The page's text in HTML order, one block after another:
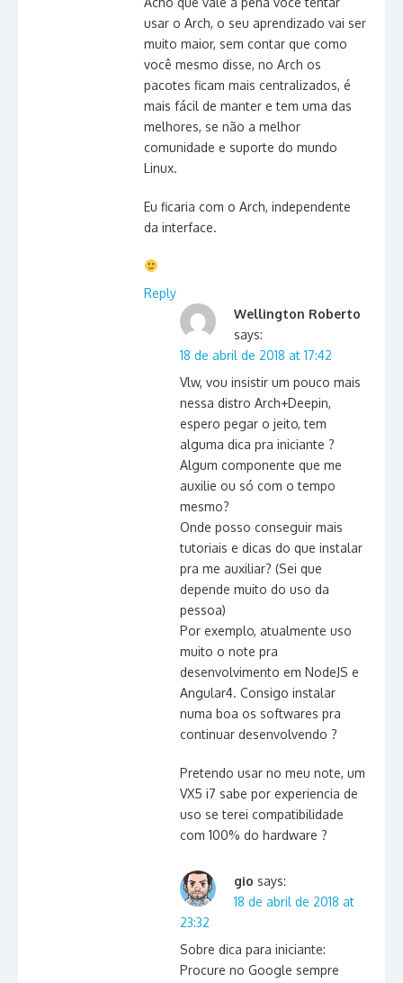
usar o Arch, o seu aprendizado vai ser
muito maior, sem contar que como
você mesmo disse, no Arch os
pacotes ficam mais centralizados, é
mais fácil de manter e tem uma das
melhores, se não a melhor
comunidade e suporte do mundo
Linux.
Eu ficaria com o Arch, independente
da interface.
Reply
Wellington Roberto
says:
18 de abril de 2018 at 17:42
Vlw, vou insistir um pouco mais
nessa distro Arch+Deepin,
espero pegar o jeito, tem
alguma dica pra iniciante ?
Algum componente que me
auxilie ou só com o tempo
mesmo?
Onde posso conseguir mais
tutoriais e dicas do que instalar
pra me auxiliar? (Sei que
depende muito do uso da
pessoa)
Por exemplo, atualmente uso
muito o note pra
desenvolvimento em NodeJS e
Angular4. Consigo instalar
numa boa os softwares pra
continuar desenvolvendo ?
Pretendo usar no meu note, um
VX5 i7 sabe por experiencia de
uso se terei compatibilidade
com 100% do hardware ?
gio says:
18 de abril de 2018 at
23:32
Sobre dica para iniciante:
Procure no Google sempre